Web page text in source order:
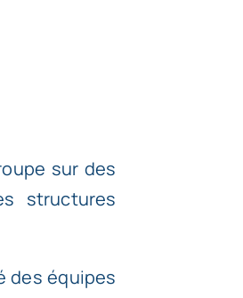
sur des
structures
des équipes